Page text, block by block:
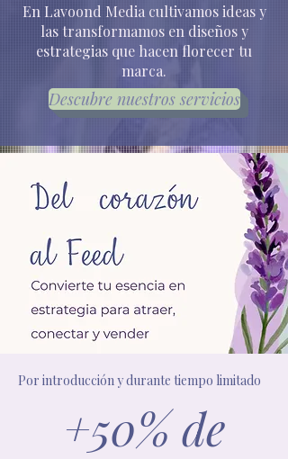
En Lavoond Media cultivamos ideas y
las transformamos en diseños y
estrategias que hacen florecer tu
marca.
Descubre nuestros servicios
Por introducción y durante tiempo limitado
+50% de